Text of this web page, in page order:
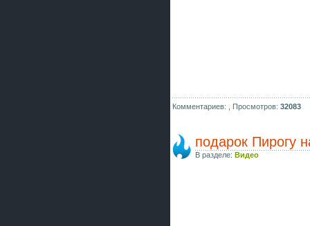
Комментариев: , Просмотров:32083
подарок Пирогу
В разделе: Видео